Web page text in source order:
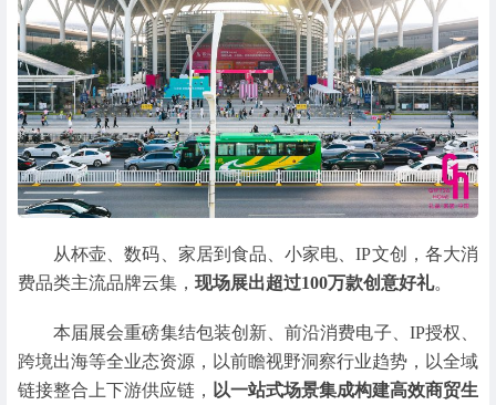
从杯壶、数码、家居到食品、小家电、IP文创，各大消
费品类主流品牌云集， 现场展出超过100万款创意好礼。
本届展会重磅集结包装创新、前沿消费电子、IP授权、
跨境出海等全业态资源，以前瞻视野洞察行业趋势，以全域
链接整合上下游供应链， 以一站式场景集成构建高效商贸生